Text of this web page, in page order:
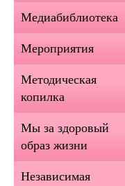
Медиабиблиотека
Мероприятия
Методическая
копилка
Мы за здоровый
образ жизни
Независимая